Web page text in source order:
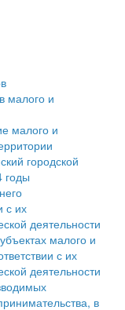
округа
и
малого и
малого и
малого и
городской
годы
с их
деятельности
малого и
с их
деятельности
в